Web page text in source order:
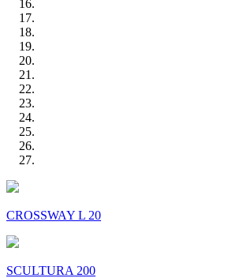
CROSSWAY L 20
SCULTURA 200